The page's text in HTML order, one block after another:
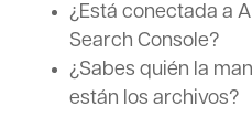
¿Está conectada a
Search Console?
¿Sabes quién la
están los archivos?